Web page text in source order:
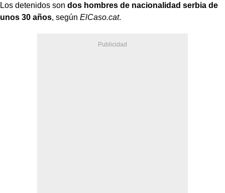
Los detenidos son dos hombres de nacionalidad serbia de
unos 30 años, según ElCaso.cat.